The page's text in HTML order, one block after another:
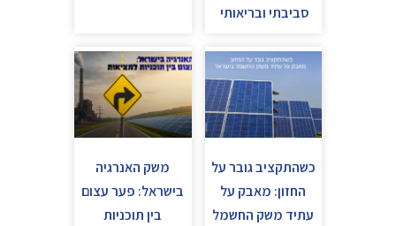
סביבתי ובריאותי
כשהתקציב גובר על
החזון: מאבק על
עתיד משק החשמל
משק האנרגיה
בישראל: פער עצום
בין תוכניות